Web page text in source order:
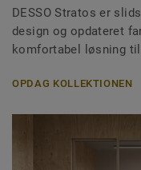
DESSO Stratos er
design og opdateret
komfortabel løsning
OPDAG KOLLEKTIONEN